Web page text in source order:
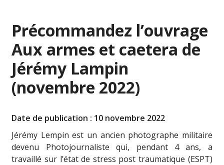
Précommandez l’ouvrage
Aux armes et caetera de
Jérémy Lampin
(novembre 2022)
Date de publication : 10 novembre 2022
Jérémy Lempin est un ancien photographe militaire
devenu Photojournaliste qui, pendant 4 ans, a
travaillé sur l’état de stress post traumatique (ESPT)